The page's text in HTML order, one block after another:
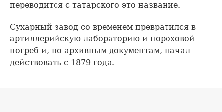
переводится с татарского это название.
Сухарный завод со временем превратился в
артиллерийскую лабораторию и пороховой
погреб и, по архивным документам, начал
действовать с 1879 года.